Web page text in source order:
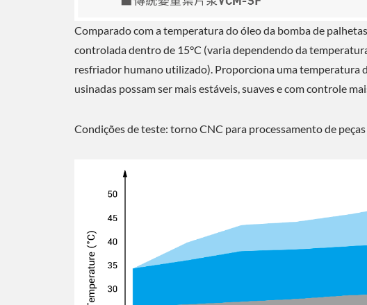
Comparado com a temperatura do óleo da bomba de
controlada dentro de 15°C (varia dependendo da
resfriador humano utilizado). Proporciona uma temperatura
usinadas possam ser mais estáveis, suaves e com controle
Condições de teste: torno CNC para processamento de